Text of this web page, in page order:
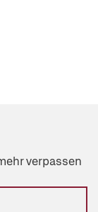
verpassen